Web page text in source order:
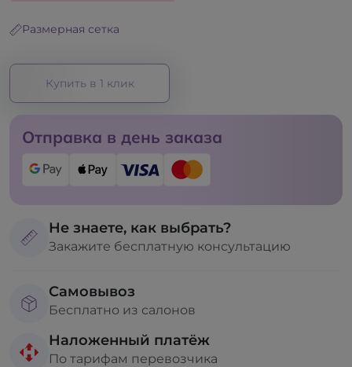
Размерная сетка
Купить в 1 клик
Отправка в день заказа
Не знаете, как выбрать?
Закажите бесплатную консультацию
Самовывоз
Бесплатно из салонов
Наложенный платёж
По тарифам перевозчика